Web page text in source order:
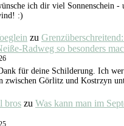
ich dir viel Sonnenschein -
:)
zu
Radweg so besonders
für deine Schilderung. Ich
zwischen Görlitz und Kostrzyn
bros zu Was kann man im